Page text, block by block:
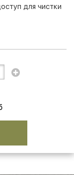
для чистки